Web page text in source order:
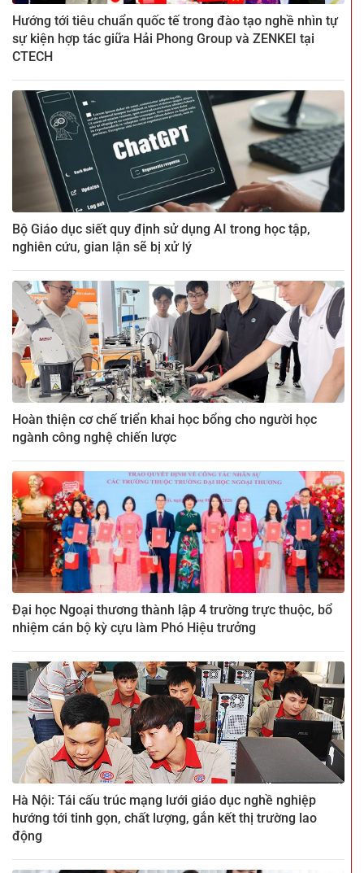
Hướng tới tiêu chuẩn quốc tế trong đào tạo nghề nhìn tự
sự kiện hợp tác giữa Hải Phong Group và ZENKEI tại
CTECH
Bộ Giáo dục siết quy định sử dụng AI trong học tập,
nghiên cứu, gian lận sẽ bị xử lý
Hoàn thiện cơ chế triển khai học bổng cho người học
ngành công nghệ chiến lược
Đại học Ngoại thương thành lập 4 trường trực thuộc, bổ
nhiệm cán bộ kỳ cựu làm Phó Hiệu trưởng
Hà Nội: Tái cấu trúc mạng lưới giáo dục nghề nghiệp
hướng tới tinh gọn, chất lượng, gắn kết thị trường lao
động